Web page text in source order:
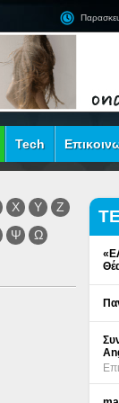
Tech
X Y
Z
Ψ
Ω